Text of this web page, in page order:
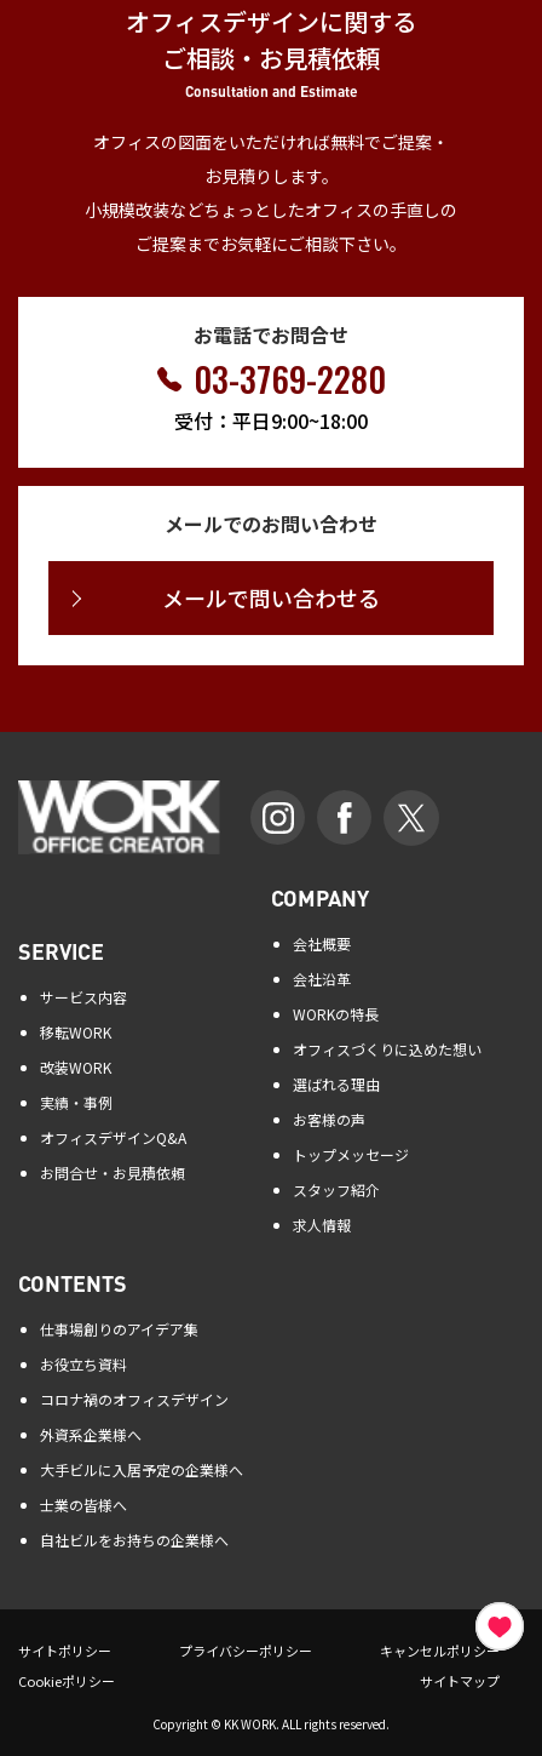
オフィスデザインに関する
ご相談・お見積依頼
Consultation and Estimate
オフィスの図面をいただければ無料でご提案・
お見積りします。
小規模改装などちょっとしたオフィスの手直しの
ご提案までお気軽にご相談下さい。
お電話でお問合せ
03-3769-2280
受付：平日9:00~18:00
メールでのお問い合わせ
メールで問い合わせる
SERVICE
サービス内容
移転WORK
改装WORK
実績・事例
オフィスデザインQ&A
お問合せ・お見積依頼
COMPANY
会社概要
会社沿革
WORKの特長
オフィスづくりに込めた想い
選ばれる理由
お客様の声
トップメッセージ
スタッフ紹介
求人情報
CONTENTS
仕事場創りのアイデア集
お役立ち資料
コロナ禍のオフィスデザイン
外資系企業様へ
大手ビルに入居予定の企業様へ
士業の皆様へ
自社ビルをお持ちの企業様へ
サイトポリシー プライバシーポリシー
キャンセルポリシー
Cookieポリシー
サイトマップ
Copyright © KK WORK. ALL rights reserved.